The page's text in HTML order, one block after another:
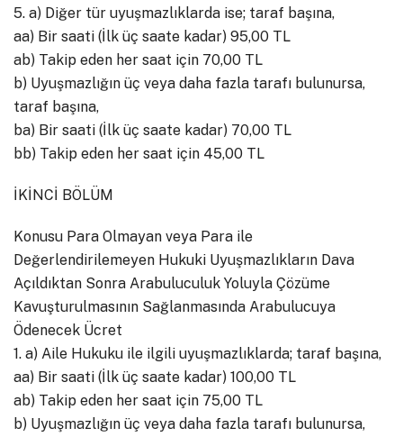
5. a) Diğer tür uyuşmazlıklarda ise; taraf başına,
aa) Bir saati (İlk üç saate kadar) 95,00 TL
ab) Takip eden her saat için 70,00 TL
b) Uyuşmazlığın üç veya daha fazla tarafı bulunursa,
taraf başına,
ba) Bir saati (İlk üç saate kadar) 70,00 TL
bb) Takip eden her saat için 45,00 TL
İKİNCİ BÖLÜM
Konusu Para Olmayan veya Para ile
Değerlendirilemeyen Hukuki Uyuşmazlıkların Dava
Açıldıktan Sonra Arabuluculuk Yoluyla Çözüme
Kavuşturulmasının Sağlanmasında Arabulucuya
Ödenecek Ücret
1. a) Aile Hukuku ile ilgili uyuşmazlıklarda; taraf başına,
aa) Bir saati (İlk üç saate kadar) 100,00 TL
ab) Takip eden her saat için 75,00 TL
b) Uyuşmazlığın üç veya daha fazla tarafı bulunursa,